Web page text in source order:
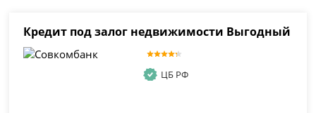
Кредит под залог недвижимости Выгодный
ЦБ РФ